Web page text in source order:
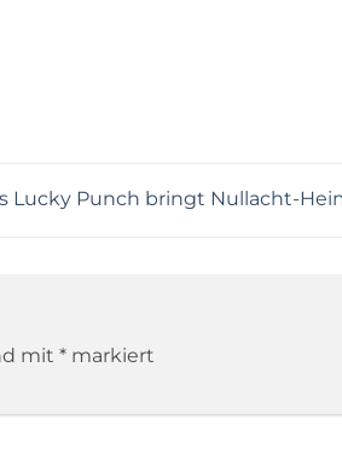
Lucky Punch bringt Nullacht-
mit * markiert